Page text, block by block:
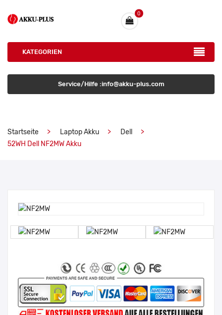
0
KATEGORIEN
Service/Hilfe :info@akku-plus.com
Startseite Laptop Akku
Dell
52WH Dell NF2MW Akku